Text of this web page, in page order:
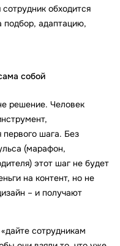
обходится
подбор, адаптацию,
собой
решение. Человек
шага. Без
(марафон,
этот шаг не будет
на контент, но не
– и получают
сотрудникам